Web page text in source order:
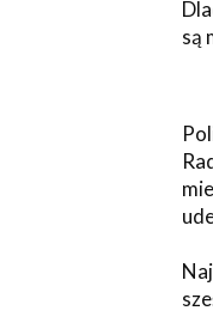
są